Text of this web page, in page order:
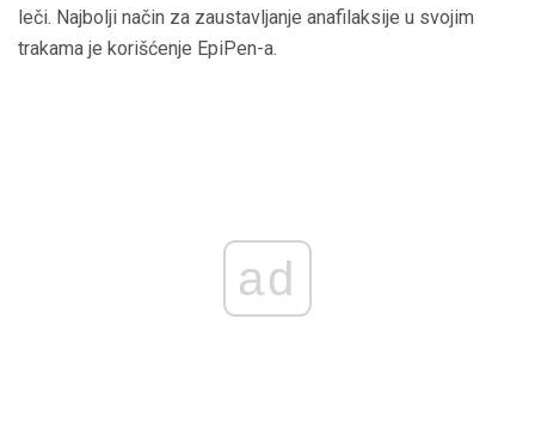
leči. Najbolji način za zaustavljanje anafilaksije u svojim
trakama je korišćenje EpiPen-a.
ad